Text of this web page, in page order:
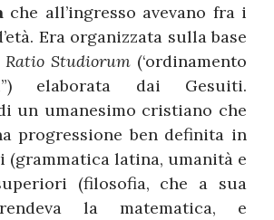
che all’ingresso avevano fra i
Era organizzata sulla base
Ratio Studiorum(‘ordinamento
elaborata dai Gesuiti.
un umanesimo cristiano che
progressione ben definita in
latina, umanità e
(filosofia, che a sua
la matematica, e